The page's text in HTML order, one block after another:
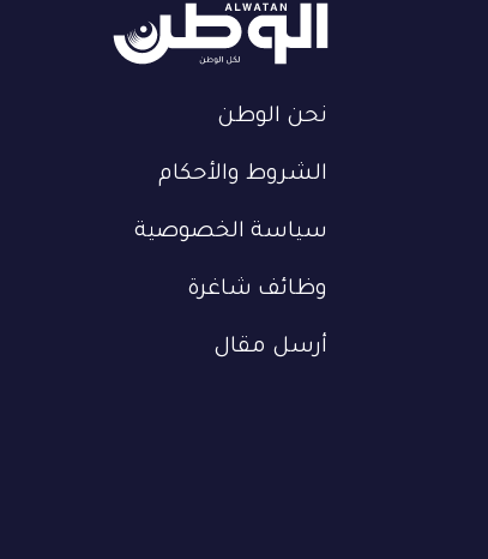
نحن الوطن
الشروط والأحكام
سياسة الخصوصية
وظائف شاغرة
أرسل مقال